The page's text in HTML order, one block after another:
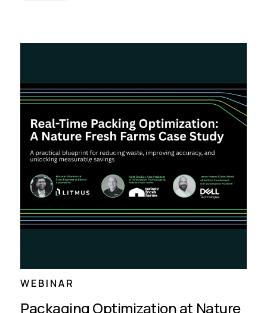
WEBINAR
Packaging Optimization at Nature